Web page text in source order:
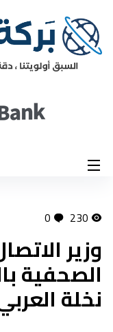
230
0
وزير
الصحفية
نخلة